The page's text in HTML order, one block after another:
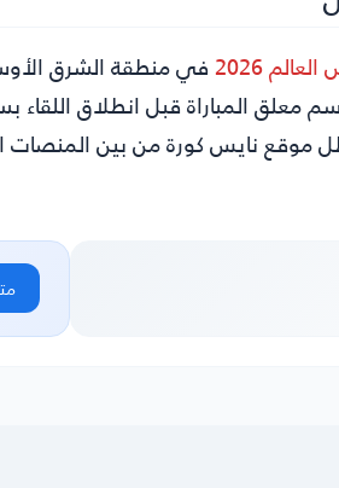
2026
في منطقة الشرق
المباراة قبل انطلاق اللقاء
موقع نايس كورة من بين المنصات